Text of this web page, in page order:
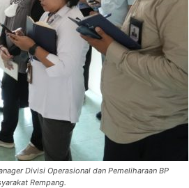
Divisi Operasional dan Pemeliharaan BP
Rempang.